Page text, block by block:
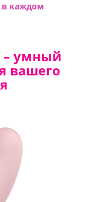
в каждом
– умный
вашего